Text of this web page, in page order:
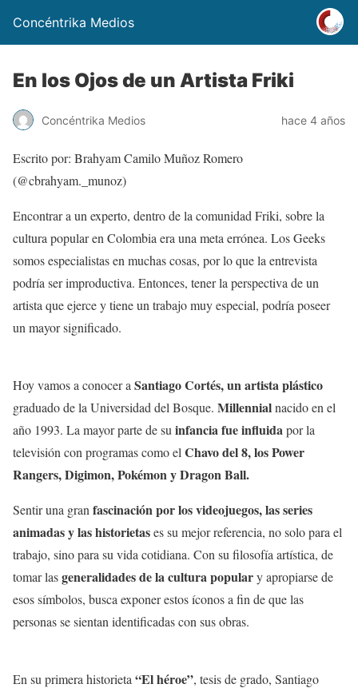
Concéntrika Medios
En los Ojos de un Artista Friki
Concéntrika Medios hace 4 años
Escrito por: Brahyam Camilo Muñoz Romero
(@cbrahyam._munoz)
Encontrar a un experto, dentro de la comunidad Friki, sobre la
cultura popular en Colombia era una meta errónea. Los Geeks
somos especialistas en muchas cosas, por lo que la entrevista
podría ser improductiva. Entonces, tener la perspectiva de un
artista que ejerce y tiene un trabajo muy especial, podría poseer
un mayor significado.
Hoy vamos a conocer a Santiago Cortés, un artista plástico
graduado de la Universidad del Bosque. Millennialnacido en el
año 1993. La mayor parte de su infancia fue influidapor la
televisión con programas como el Chavo del 8, los Power
Rangers, Digimon, Pokémon y Dragon Ball.
Sentir una gran fascinación por los videojuegos, las series
animadas y las historietases su mejor referencia, no solo para el
trabajo, sino para su vida cotidiana. Con su filosofía artística, de
tomar lasgeneralidades de la cultura populary apropiarse de
esos símbolos, busca exponer estos íconos a fin de que las
personas se sientan identificadas con sus obras.
En su primera historieta “El héroe”, tesis de grado, Santiago